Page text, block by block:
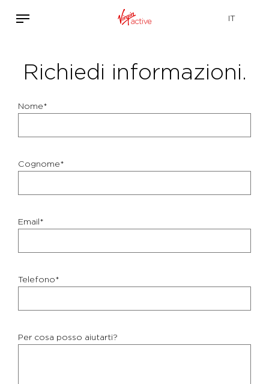
Richiedi informazioni.
Nome*
Cognome*
Email*
Telefono*
Per cosa posso aiutarti?